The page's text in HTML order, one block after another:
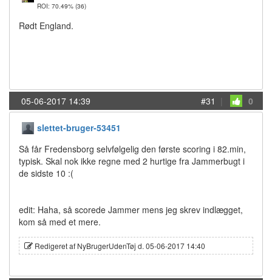
ROI: 70.49% (36)
Rødt England.
05-06-2017 14:39 #31 | 0
slettet-bruger-53451
Så får Fredensborg selvfølgelig den første scoring i 82.min,
typisk. Skal nok ikke regne med 2 hurtige fra Jammerbugt i
de sidste 10 :(
edit: Haha, så scorede Jammer mens jeg skrev indlægget,
kom så med et mere.
Redigeret af NyBrugerUdenTøj d. 05-06-2017 14:40